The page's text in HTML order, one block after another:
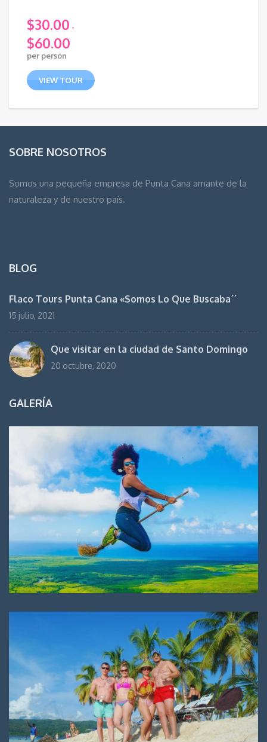
$30.00 -
$60.00
precios:
desde
$30.00
per person
VIEW TOUR
SOBRE NOSOTROS
Somos una pequeña empresa de Punta Cana amante de la
naturaleza y de nuestro país.
BLOG
Flaco Tours Punta Cana «Somos Lo Que Buscaba´´
15 julio, 2021
Que visitar en la ciudad de Santo Domingo
20 octubre, 2020
GALERÍA